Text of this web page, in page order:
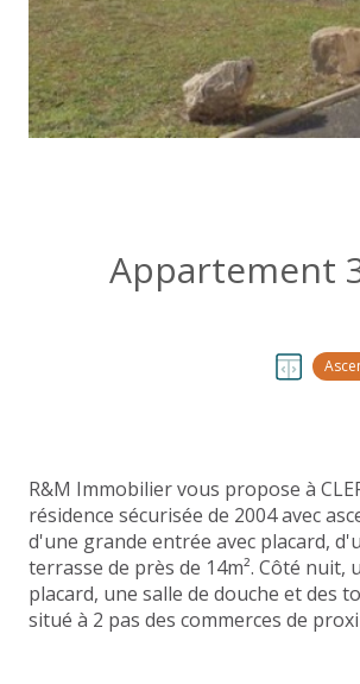
R&M Immobilier vous propose à
résidence sécurisée de 2004 avec
d'une grande entrée avec placard,
terrasse de près de 14m². Côté nuit,
placard, une salle de douche et des
situé à 2 pas des commerces de